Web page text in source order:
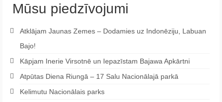
Mūsu piedzīvojumi
Atklājam Jaunas Zemes – Dodamies uz Indonēziju, Labuan
Bajo!
Kāpjam Inerie Virsotnē un Iepazīstam Bajawa Apkārtni
Atpūtas Diena Riungā – 17 Salu Nacionālajā parkā
Kelimutu Nacionālais parks